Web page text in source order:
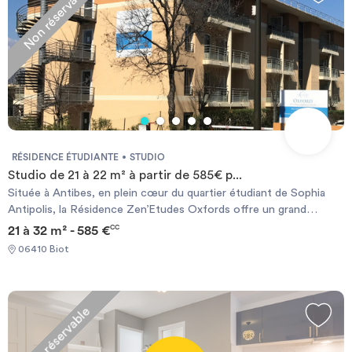
Non réservable
RÉSIDENCE ÉTUDIANTE STUDIO
Studio de 21 à 22 m² à partir de 585€ p...
Située à Antibes, en plein cœur du quartier étudiant de Sophia
Antipolis, la Résidence Zen’Etudes Oxfords offre un grand
nombre d’avantages, en plus de sa situation géographique idéale.
Il y a une grande proximité des commerces et des écoles, et un
cadre des plus enviables : golfeur ou simple adepte de longues
Zen'Etudes Oxford propose ainsi de nombreux studios modernes
et fonctionnels allant de 22 m² au 35 m² meublés et entièrement
équipés, adapté à la vie étudiante. De nombreux services sont à
disposition pour compléter les besoins de chacun.
21 à 32 m² - 585 €CC
06410 Biot